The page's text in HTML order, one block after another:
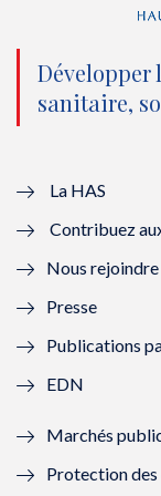
l
Développer
sanitaire,
La HAS
Contribuez
Nous rejoindre
Presse
Publications
EDN
Marchés
Protection des